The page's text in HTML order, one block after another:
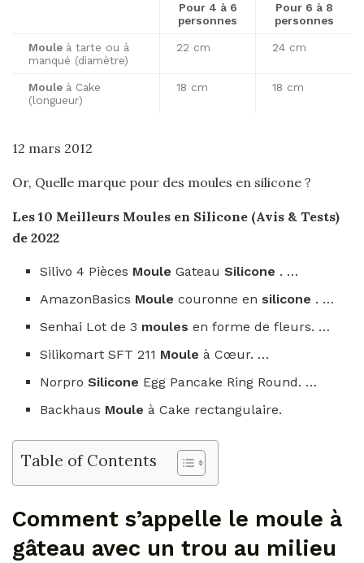
Pour 4 à 6
personnes
Pour 6 à 8
personnes
Moule à tarte ou à
manqué (diamètre)
22 cm 24 cm
Moule à Cake
(longueur)
18 cm 18 cm
12 mars 2012
Or, Quelle marque pour des moules en silicone ?
Les 10 Meilleurs Moules en Silicone (Avis & Tests)
de 2022
Silivo 4 Pièces MouleGateauSilicone . …
AmazonBasics Moulecouronne en silicone . …
Senhai Lot de 3 moulesen forme de fleurs. …
Silikomart SFT 211 Mouleà Cœur. …
NorproSilicone Egg Pancake Ring Round. …
Backhaus Mouleà Cake rectangulaire.
Table of Contents
Comment s’appelle le moule à
gâteau avec un trou au milieu